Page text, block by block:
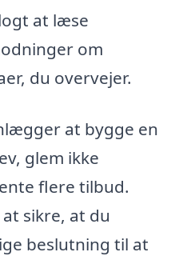
at læse
om
du overvejer.
at bygge en
glem ikke
flere tilbud.
sikre, at du
beslutning til at